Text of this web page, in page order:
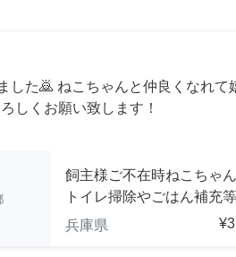
した🙇 ねこちゃんと仲良くなれて
しくお願い致します！
飼主様ご不在時ねこちゃ
トイレ掃除やごはん補充等
兵庫県